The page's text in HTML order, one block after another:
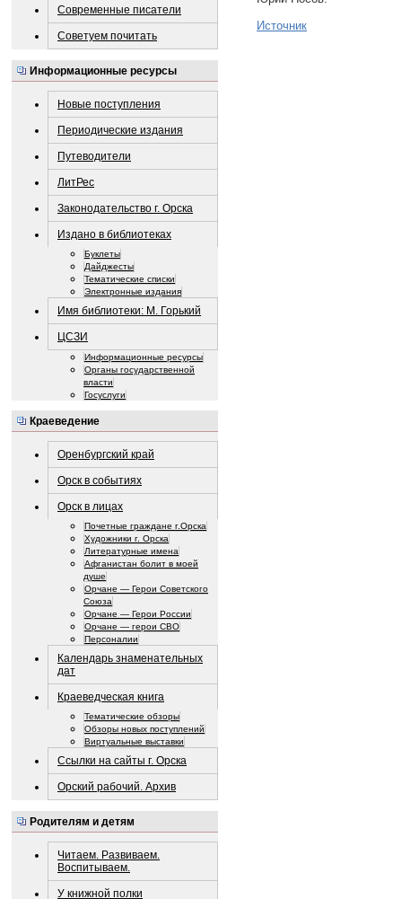
Современные писатели
Советуем почитать
Информационные ресурсы
Новые поступления
Периодические издания
Путеводители
ЛитРес
Законодательство г. Орска
Издано в библиотеках
Буклеты
Дайджесты
Тематические списки
Электронные издания
Имя библиотеки: М. Горький
ЦСЗИ
Информационные ресурсы
Органы государственной
власти
Госуслуги
Краеведение
Оренбургский край
Орск в событиях
Орск в лицах
Почетные граждане г.Орска
Художники г. Орска
Литературные имена
Афганистан болит в моей
душе
Орчане — Герои Советского
Союза
Орчане — Герои России
Орчане — герои СВО
Персоналии
Календарь знаменательных
дат
Краеведческая книга
Тематические обзоры
Обзоры новых поступлений
Виртуальные выставки
Ссылки на сайты г. Орска
Орский рабочий. Архив
Родителям и детям
Читаем. Развиваем.
Воспитываем.
У книжной полки
Источник